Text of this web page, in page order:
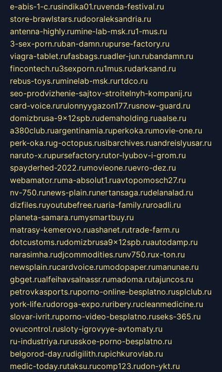
e-abis-1-c.rusindika01.ruvenda-festival.ru
store-brawlstars.rudooraleksandria.ru
antenna-highly.rumine-lab-msk.ru1-mus.ru
3-sex-porn.ruban-damn.rupurse-factory.ru
viagra-tablet.rufasbags.ruadler-jun.rubandamn.ru
fincontech.ru3sexporn.ru1mus.rudarksand.ru
rebus-toys.ruminelab-msk.rurtdco.ru
seo-prodvizhenie-sajtov-stroitelnyh-kompanij.ru
card-voice.rurulonnyygazon177.rusnow-guard.ru
domizbrusa-9x12spb.rudemaholding.ruaalse.ru
a380club.ruargentinamia.ruperkoka.rumovie-one.ru
perk-oka.rug-octopus.rusibarchives.ruandreislyusar.ru
naruto-x.rupursefactory.rutor-lyubov-i-grom.ru
spayderhed-2022.rumovieone.ruevro-dez.ru
webamator.ruma-absolut1.ruavtopomosch27.ru
nv-750.runews-plain.runertansaga.rudelanalad.ru
dizfiles.ruyoutubefree.ruaria-family.ruroadli.ru
planeta-samara.rumysmartbuy.ru
matrasy-kemerovo.ruashanet.rutrade-farm.ru
dotcustoms.rudomizbrusa9x12spb.ruautodamp.ru
narasimha.rudjcommodities.runv750.rux-ton.ru
newsplain.rucardvoice.rumodopaper.rumanunae.ru
gbget.rualfeihavsalnassr.rumadoma.rutajuncos.ru
petrovkasports.ruporno-online-besplatno.rusplclub.ru
york-life.rudoroga-expo.ruribery.rucleanmedicine.ru
slovar-ivrit.ruporno-video-besplatno.ruseks-365.ru
ovucontrol.rusloty-igrovyye-avtomaty.ru
ru-industriya.rurusskoe-porno-besplatno.ru
belgorod-day.rudigilith.rupichkurovlab.ru
medic-today.rutaksu.rucomp123.rudon-ykt.ru